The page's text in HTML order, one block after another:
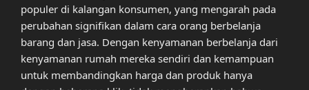
populer di kalangan konsumen, yang mengarah pada
perubahan signifikan dalam cara orang berbelanja
barang dan jasa. Dengan kenyamanan berbelanja dari
kenyamanan rumah mereka sendiri dan kemampuan
untuk membandingkan harga dan produk hanya